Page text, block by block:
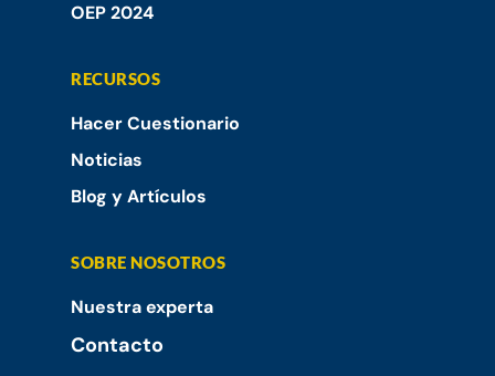
OEP 2024
RECURSOS
Hacer Cuestionario
Noticias
Blog y Artículos
SOBRE NOSOTROS
Nuestra experta
Contacto